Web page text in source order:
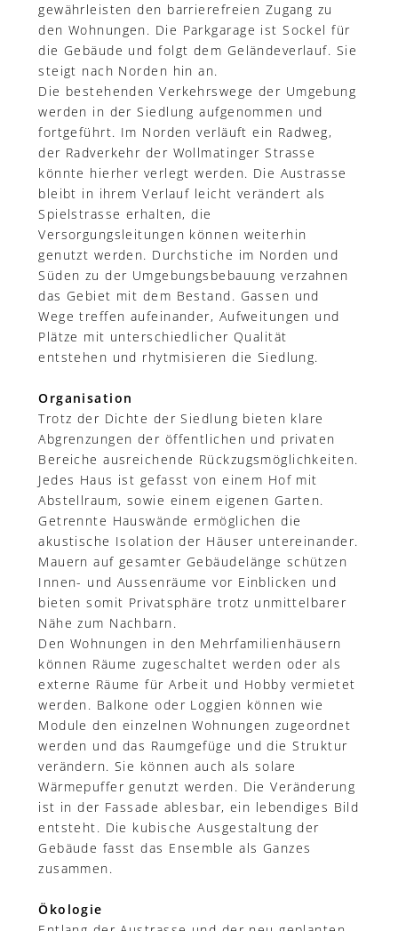
gewährleisten den barrierefreien Zugang zu
den Wohnungen. Die Parkgarage ist Sockel für
die Gebäude und folgt dem Geländeverlauf. Sie
steigt nach Norden hin an.
Die bestehenden Verkehrswege der Umgebung
werden in der Siedlung aufgenommen und
fortgeführt. Im Norden verläuft ein Radweg,
der Radverkehr der Wollmatinger Strasse
könnte hierher verlegt werden. Die Austrasse
bleibt in ihrem Verlauf leicht verändert als
Spielstrasse erhalten, die
Versorgungsleitungen können weiterhin
genutzt werden. Durchstiche im Norden und
Süden zu der Umgebungsbebauung verzahnen
das Gebiet mit dem Bestand. Gassen und
Wege treffen aufeinander, Aufweitungen und
Plätze mit unterschiedlicher Qualität
entstehen und rhytmisieren die Siedlung.
Organisation
Trotz der Dichte der Siedlung bieten klare
Abgrenzungen der öffentlichen und privaten
Bereiche ausreichende Rückzugsmöglichkeiten.
Jedes Haus ist gefasst von einem Hof mit
Abstellraum, sowie einem eigenen Garten.
Getrennte Hauswände ermöglichen die
akustische Isolation der Häuser untereinander.
Mauern auf gesamter Gebäudelänge schützen
Innen- und Aussenräume vor Einblicken und
bieten somit Privatsphäre trotz unmittelbarer
Nähe zum Nachbarn.
Den Wohnungen in den Mehrfamilienhäusern
können Räume zugeschaltet werden oder als
externe Räume für Arbeit und Hobby vermietet
werden. Balkone oder Loggien können wie
Module den einzelnen Wohnungen zugeordnet
werden und das Raumgefüge und die Struktur
verändern. Sie können auch als solare
Wärmepuffer genutzt werden. Die Veränderung
ist in der Fassade ablesbar, ein lebendiges Bild
entsteht. Die kubische Ausgestaltung der
Gebäude fasst das Ensemble als Ganzes
zusammen.
Ökologie